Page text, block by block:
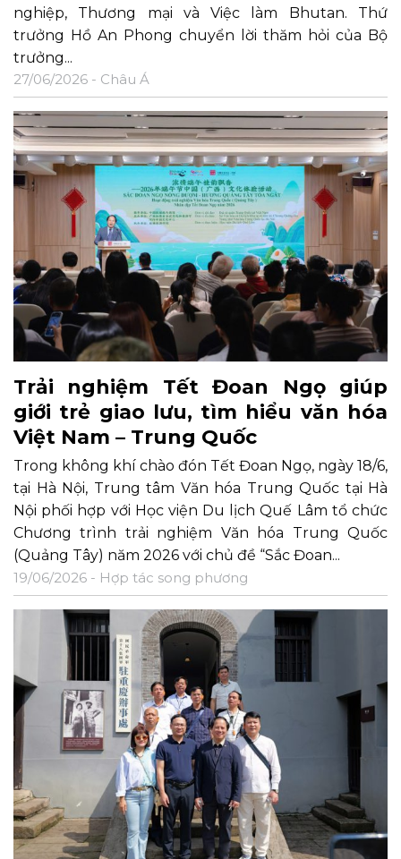
nghiệp, Thương mại và Việc làm Bhutan. Thứ
trưởng Hồ An Phong chuyển lời thăm hỏi của Bộ
trưởng...
27/06/2026 - Châu Á
Trải nghiệm Tết Đoan Ngọ giúp
giới trẻ giao lưu, tìm hiểu văn hóa
Việt Nam – Trung Quốc
Trong không khí chào đón Tết Đoan Ngọ, ngày 18/6,
tại Hà Nội, Trung tâm Văn hóa Trung Quốc tại Hà
Nội phối hợp với Học viện Du lịch Quế Lâm tổ chức
Chương trình trải nghiệm Văn hóa Trung Quốc
(Quảng Tây) năm 2026 với chủ đề “Sắc Đoan...
19/06/2026 - Hợp tác song phương